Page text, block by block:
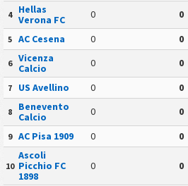
4
Hellas
Verona FC
0 0
5 AC Cesena 0 0
6 Vicenza
Calcio
0 0
7 US Avellino 0 0
8
Benevento
Calcio
0 0
9 AC Pisa 1909 0 0
10
Ascoli
Picchio FC
1898
0 0